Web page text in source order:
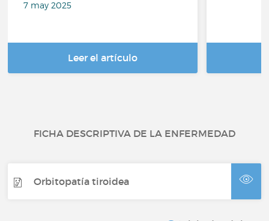
7 may 2025
Leer el artículo
FICHA DESCRIPTIVA DE LA ENFERMEDAD
Orbitopatía tiroidea